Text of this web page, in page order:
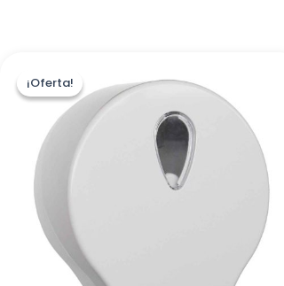
¡Oferta!
¡Oferta!